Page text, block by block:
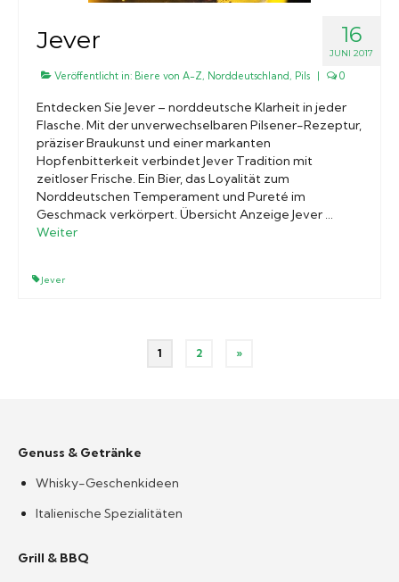
16
JUNI 2017
Jever
Veröffentlicht in: Biere von A-Z, Norddeutschland, Pils 0
Entdecken Sie Jever – norddeutsche Klarheit in jeder
Flasche. Mit der unverwechselbaren Pilsener-Rezeptur,
präziser Braukunst und einer markanten
Hopfenbitterkeit verbindet Jever Tradition mit
zeitloser Frische. Ein Bier, das Loyalität zum
Norddeutschen Temperament und Pureté im
Geschmack verkörpert. Übersicht Anzeige Jever …
Weiter
Jever
Seitennummerierung
1 2 »
Genuss & Getränke
Whisky-Geschenkideen
Italienische Spezialitäten
Grill & BBQ